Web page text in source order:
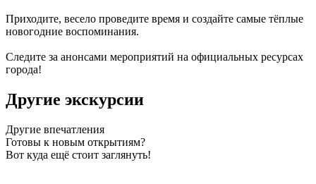
Приходите, весело проведите время и создайте самые тёплые
новогодние воспоминания.
Следите за анонсами мероприятий на официальных ресурсах
города!
Другие экскурсии
Другие впечатления
Готовы к новым открытиям?
Вот куда ещё стоит заглянуть!